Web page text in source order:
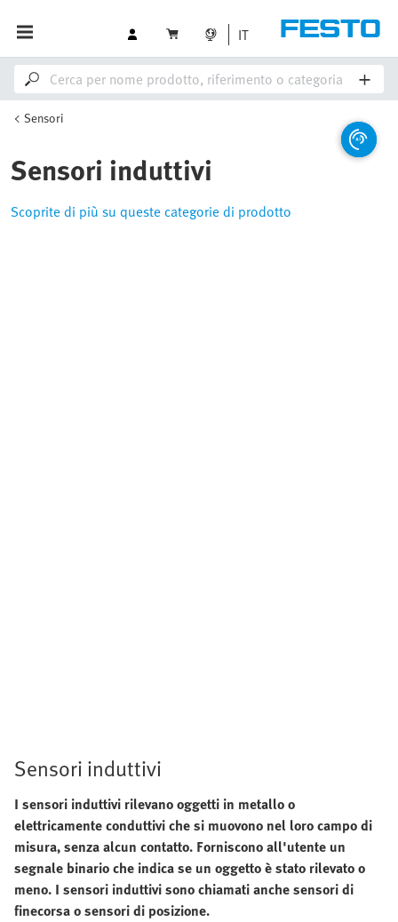
IT
Sensori
Sensori induttivi
Scoprite di più su queste categorie di prodotto
Sensori induttivi
I sensori induttivi rilevano oggetti in metallo o
elettricamente conduttivi che si muovono nel loro campo di
misura, senza alcun contatto. Forniscono all'utente un
segnale binario che indica se un oggetto è stato rilevato o
meno. I sensori induttivi sono chiamati anche sensori di
finecorsa o sensori di posizione.